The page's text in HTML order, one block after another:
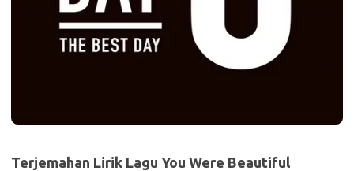
Terjemahan Lirik Lagu You Were Beautiful